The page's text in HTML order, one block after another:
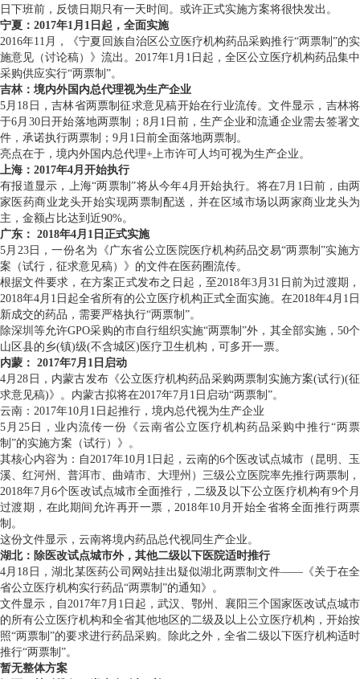
日下班前，反馈日期只有一天时间。或许正式实施方案将很快发出。
宁夏：2017年1月1日起，全面实施
2016年11月，《宁夏回族自治区公立医疗机构药品采购推行“两票制”的实
施意见（讨论稿）》流出。2017年1月1日起，全区公立医疗机构药品集中
采购供应实行“两票制”。
吉林：境内外国内总代理视为生产企业
5月18日，吉林省两票制征求意见稿开始在行业流传。文件显示，吉林将
于6月30日开始落地两票制；8月1日前，生产企业和流通企业需去签署文
件，承诺执行两票制；9月1日前全面落地两票制。
亮点在于，境内外国内总代理+上市许可人均可视为生产企业。
上海：2017年4月开始执行
有报道显示，上海“两票制”将从今年4月开始执行。将在7月1日前，由两
家医药商业龙头开始实现两票制配送，并在区域市场以两家商业龙头为
主，金额占比达到近90%。
广东： 2018年4月1日正式实施
5月23日，一份名为《广东省公立医院医疗机构药品交易“两票制”实施方
案（试行，征求意见稿）》的文件在医药圈流传。
根据文件要求，在方案正式发布之日起，至2018年3月31日前为过渡期，
2018年4月1日起全省所有的公立医疗机构正式全面实施。在2018年4月1日
新成交的药品，需要严格执行“两票制”。
除深圳等允许GPO采购的市自行组织实施“两票制”外，其全部实施，50个
山区县的乡(镇)级(不含城区)医疗卫生机构，可多开一票。
内蒙： 2017年7月1日启动
4月28日，内蒙古发布《公立医疗机构药品采购两票制实施方案(试行)(征
求意见稿)》。内蒙古拟将在2017年7月1日启动“两票制”。
云南：2017年10月1日起推行，境内总代视为生产企业
5月25日，业内流传一份《云南省公立医疗机构药品采购中推行“两票
制”的实施方案（试行）》。
其核心内容为：自2017年10月1日起，云南的6个医改试点城市（昆明、玉
溪、红河州、普洱市、曲靖市、大理州）三级公立医院率先推行两票制，
2018年7月6个医改试点城市全面推行，二级及以下公立医疗机构有9个月
过渡期，在此期间允许再开一票，2018年10月开始全省将全面推行两票
制。
这份文件显示，云南将境内药品总代视同生产企业。
湖北：除医改试点城市外，其他二级以下医院适时推行
4月18日，湖北某医药公司网站挂出疑似湖北两票制文件——《关于在全
省公立医疗机构实行药品“两票制”的通知》。
文件显示，自2017年7月1日起，武汉、鄂州、襄阳三个国家医改试点城市
的所有公立医疗机构和全省其他地区的二级及以上公立医疗机构，开始按
照“两票制”的要求进行药品采购。除此之外，全省二级以下医疗机构适时
推行“两票制”。
暂无整体方案